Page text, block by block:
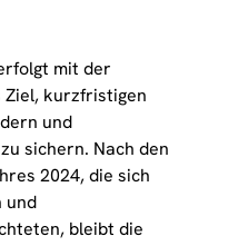
mit der
Ziel, kurzfristigen
und
sichern. Nach den
2024, die sich
und
bleibt die